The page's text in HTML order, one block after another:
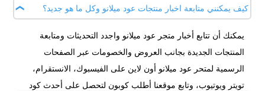
كيف يمكنني متابعة اخبار منتجات عود ميلانو وكل ما هو جديد؟
يمكنك أن تتابع أخبار متجر عود ميلانو واجدد التحديثات ومتابعة
المنتجات الجديدة بجانب العروض والخصومات عبر الصفحات
الرسمية لمتحر عود ميلانو أون لاين على الفيسبوك، الانستقرام،
تويتر ويوتيوب، وتابع موقعنا أطلب كوبون لتحصل على أحدث كود